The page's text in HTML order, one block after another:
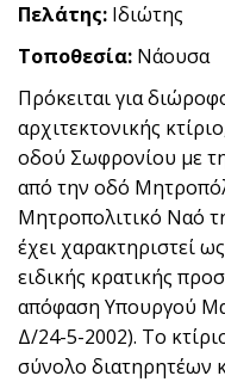
Πελάτης: Ιδιώτης
Τοποθεσία: Νάουσα
Πρόκειται για
αρχιτεκτονικής
οδού Σωφρονίου με
από την οδό
Μητροπολιτικό Ναό
έχει χαρακτηριστεί
ειδικής κρατικής
απόφαση Υπουργού
Δ/24-5-2002). Το
σύνολο διατηρητέων